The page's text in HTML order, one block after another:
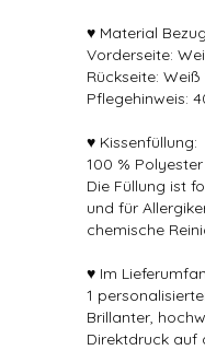
♥ Material
Vorderseite:
Rückseite:
Pflegehinweis:
♥ Kissenfüllung:
100 % Polyester
Die Füllung ist
und für
chemische
♥ Im
1
Brillanter,
Direktdruck auf